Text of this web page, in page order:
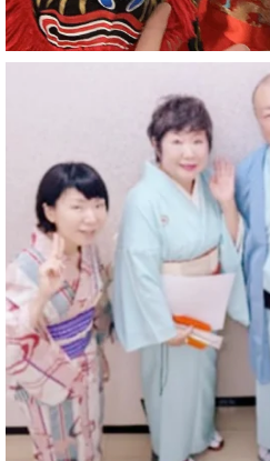
#変面ショー
#イベント
#宴会
1 10
マジシャン派遣 パッ
@comedy_illusion 7 8月
お疲れ様です
YouTubeを更新しました
https://youtu.be/
#企業公式がお疲れ様を
#チャンネル登録おねが
#愛媛県
#新居浜市